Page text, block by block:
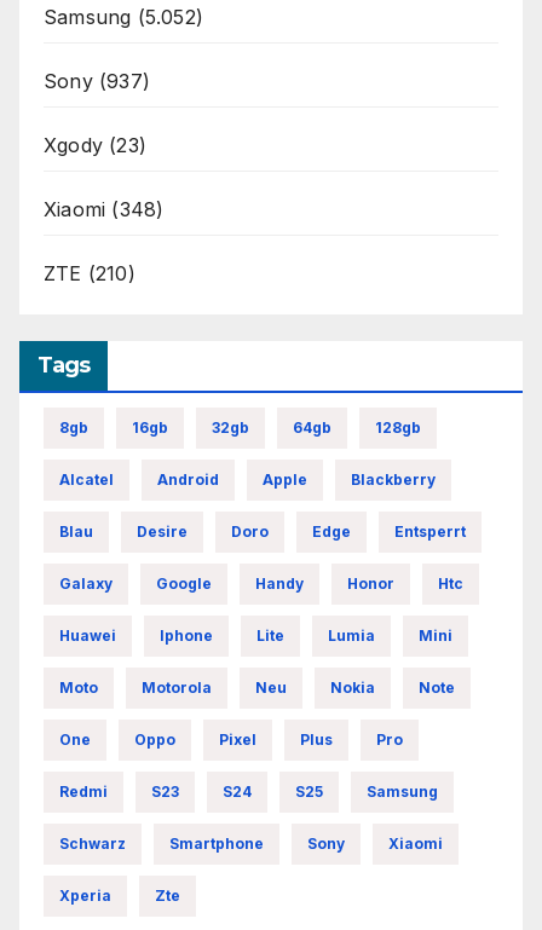
Samsung (5.052)
Sony(937)
Xgody (23)
Xiaomi (348)
ZTE (210)
Tags
8gb 16gb 32gb 64gb 128gb
Alcatel Android Apple Blackberry
Blau Desire Doro Edge Entsperrt
Galaxy Google Handy Honor Htc
Huawei Iphone Lite Lumia Mini
Moto Motorola Neu Nokia Note
One Oppo Pixel Plus Pro
Redmi S23 S24 S25 Samsung
Schwarz Smartphone Sony Xiaomi
Xperia Zte